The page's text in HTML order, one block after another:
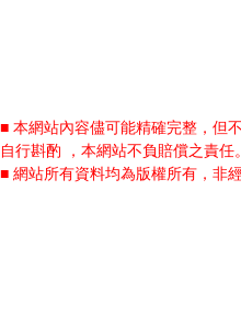
■ 本網站內容儘可能精確完整，但
自行斟酌 ，本網站不負賠償之責任。
■ 網站所有資料均為版權所有，非